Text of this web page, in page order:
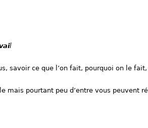
l
savoir ce que l’on fait, pourquoi on le
mais pourtant peu d’entre vous peuvent